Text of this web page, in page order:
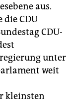
aus.
die CDU
CDU-
unter
weit
kleinsten